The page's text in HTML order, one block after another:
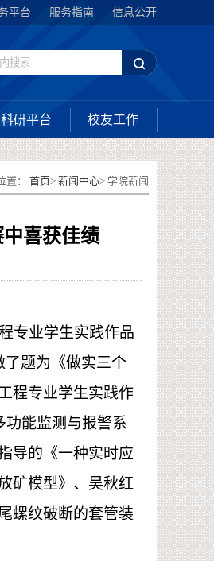
平台 服务指南 信息公开
科研平台 校友工作
置： 首页> 新闻中心> 学院新闻
喜获佳绩
专业学生实践作品
了题为《做实三个
程专业学生实践作
功能监测与报警系
导的《一种实时应
矿模型》、吴秋红
螺纹破断的套管装